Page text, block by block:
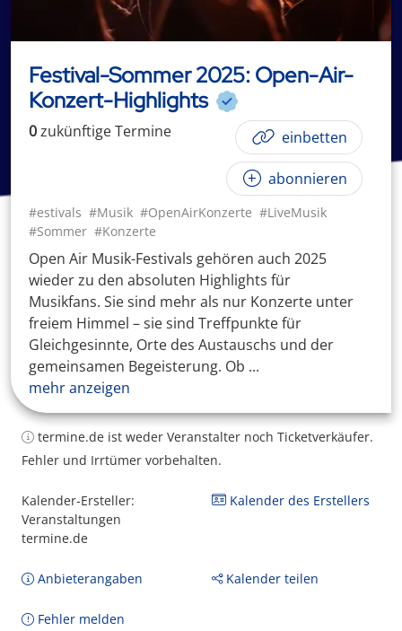
Festival-Sommer 2025: Open-Air-
Konzert-Highlights
0zukünftigeTermine einbetten
abonnieren
#estivals #Musik #OpenAirKonzerte #LiveMusik
#Sommer #Konzerte
Open Air Musik-Festivals gehören auch 2025
wieder zu den absoluten Highlights für
Musikfans. Sie sind mehr als nur Konzerte unter
freiem Himmel – sie sind Treffpunkte für
Gleichgesinnte, Orte des Austauschs und der
gemeinsamen Begeisterung. Ob ...
mehr anzeigen
termine.de ist weder Veranstalter noch Ticketverkäufer.
Fehler und Irrtümer vorbehalten.
Kalender-Ersteller:
Veranstaltungen
termine.de
Kalender des Erstellers
Anbieterangaben Kalender teilen
Fehler melden